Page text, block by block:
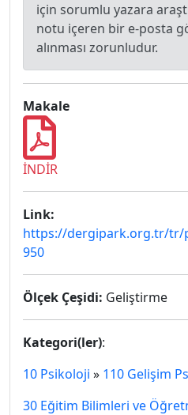
için sorumlu yazara
notu içeren bir e-posta
alınması zorunludur.
Makale
İNDİR
Link:
https://dergipark.org.tr/tr/
950
Ölçek Çeşidi: Geliştirme
Kategori(ler):
10 Psikoloji » 110 Gelişim
30 Eğitim Bilimleri ve